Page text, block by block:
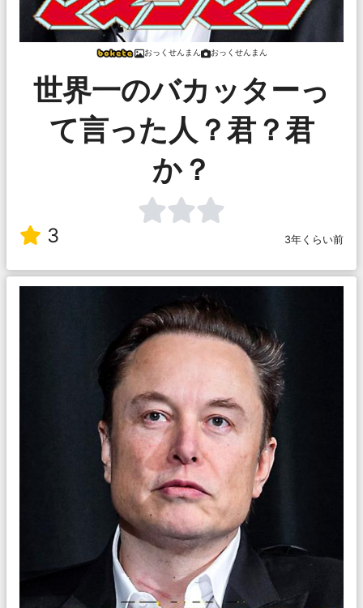
おっくせんまん おっくせんまん
世界一のバカッターっ
て言った人？君？君
か？
3 3年くらい前